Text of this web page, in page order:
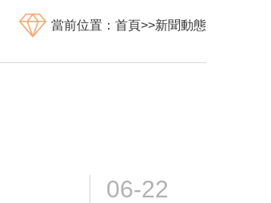
當前位置：首頁>>新聞動態
06-22